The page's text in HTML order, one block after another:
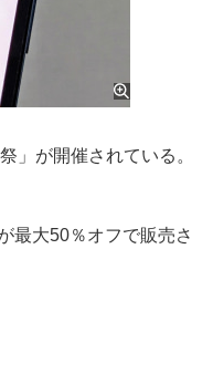
」が開催されている。
最大50％オフで販売さ